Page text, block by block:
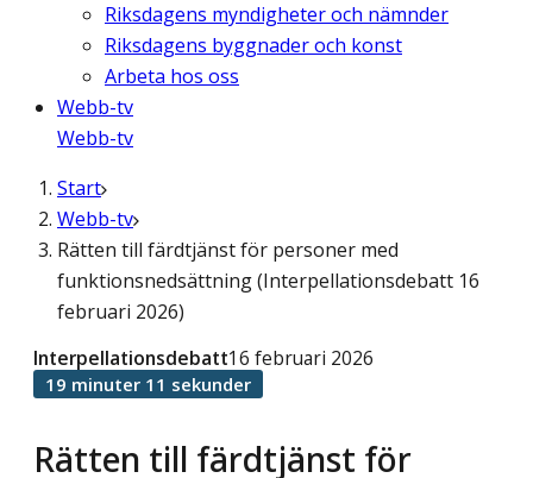
Riksdagens myndigheter och nämnder
Riksdagens byggnader och konst
Arbeta hos oss
Webb-tv
Webb-tv
Start
Webb-tv
Rätten till färdtjänst för personer med
funktionsnedsättning (Interpellationsdebatt 16
februari 2026)
Rätten till färdtjänst för
Interpellationsdebatt16 februari 2026
19 minuter 11 sekunder